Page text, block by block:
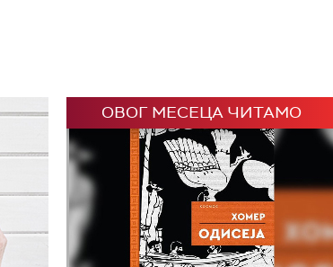
ОВОГ МЕСЕЦА ЧИТАМО